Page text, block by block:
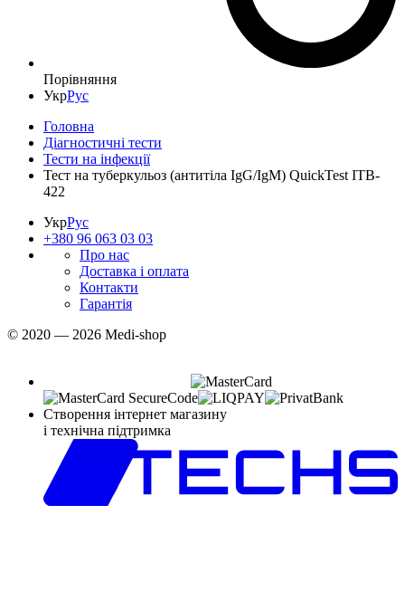
Порівняння
УкрРус
Головна
Діагностичні тести
Тести на інфекції
Тест на туберкульоз (антитіла IgG/IgM) QuickTest ITB-
422
УкрРус
+380 96 063 03 03
Про нас
Доставка і оплата
Контакти
Гарантія
© 2020 — 2026 Medi-shop
Створення інтернет магазину
і технічна підтримка